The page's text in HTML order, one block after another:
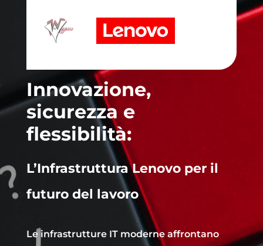
Innovazione,
sicurezza e
flessibilità:
L’Infrastruttura Lenovo per il
futuro del lavoro
Le infrastrutture IT moderne affrontano